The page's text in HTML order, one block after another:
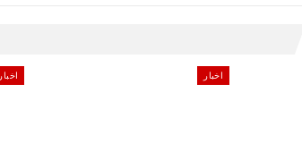
اخبار اخبار